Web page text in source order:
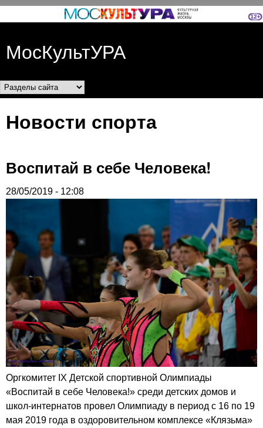
Перейти к основному
МосКультУРА
Разделы сайта
Новости спорта
Воспитай в себе Человека!
28/05/2019 - 12:08
Оргкомитет IX Детской спортивной Олимпиады
«Воспитай в себе Человека!» среди детских домов и
школ-интернатов провел Олимпиаду в период с 16 по 19
мая 2019 года в оздоровительном комплексе «Клязьма»